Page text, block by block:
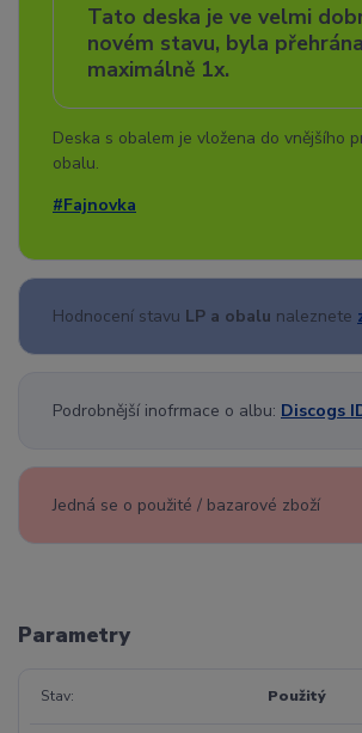
Tato deska je ve velmi
novém stavu, byla přehrána
maximálně 1x.
Deska s obalem je vložena do vnějšího
obalu.
#Fajnovka
Hodnocení stavu LP a obalu naleznete
Podrobnější inofrmace o albu: Discogs
Jedná se o použité / bazarové zboží
Parametry
Stav Použitý